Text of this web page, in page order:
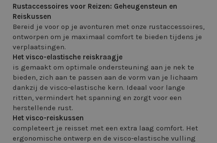
Rustaccessoires voor Reizen: Geheugensteun en
Reiskussen
Bereid je voor op je avonturen met onze rustaccessoires,
ontworpen om je maximaal comfort te bieden tijdens je
verplaatsingen.
Het visco-elastische reiskraagje
is gemaakt om optimale ondersteuning aan je nek te
bieden, zich aan te passen aan de vorm van je lichaam
dankzij de visco-elastische kern. Ideaal voor lange
ritten, vermindert het spanning en zorgt voor een
herstellende rust.
Het visco-reiskussen
completeert je reisset met een extra laag comfort. Het
ergonomische ontwerp en de visco-elastische vulling